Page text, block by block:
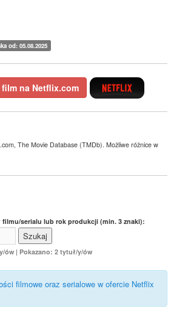
od: 05.08.2025
na Netflix.com
The Movie Database (TMDb). Możliwe różnice w
filmu/serialu lub rok produkcji (min. 3 znaki):
ów | Pokazano: 2 tytuł/y/ów
filmowe oraz serialowe w ofercie Netflix